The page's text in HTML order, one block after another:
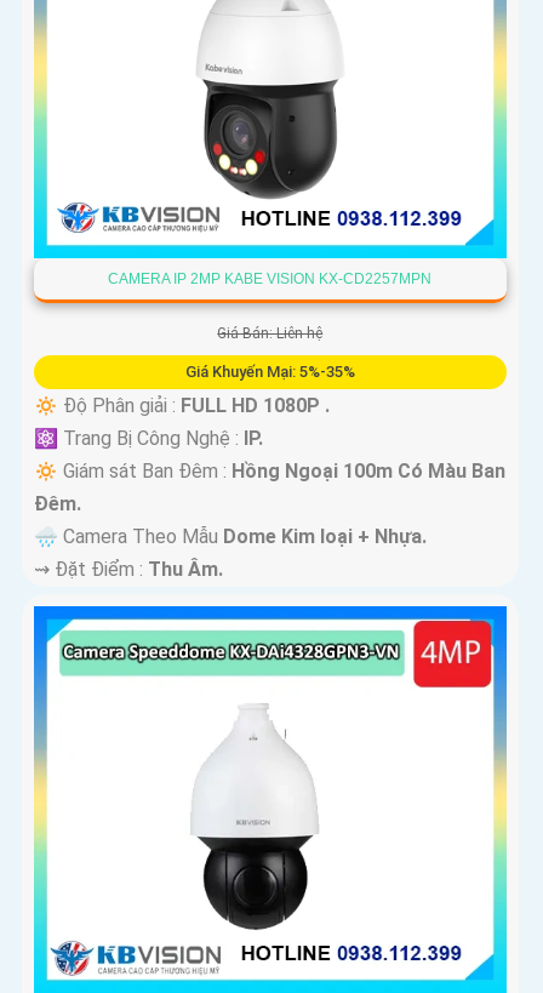
CAMERA IP 2MP KABE VISION KX-CD2257MPN
Giá Bán: Liên hệ
Giá Khuyến Mại: 5%-35%
🔅 Độ Phân giải : FULL HD 1080P .
⚛️ Trang Bị Công Nghệ : IP.
🔅 Giám sát Ban Đêm : Hồng Ngoại 100m Có Màu Ban
Ðêm.
🌧️ Camera Theo Mẫu Dome Kim loại + Nhựa.
️⇝ Đặt Điểm : Thu Âm.